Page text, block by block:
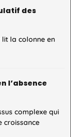
des
la colonne en
l’absence
complexe qui
croissance